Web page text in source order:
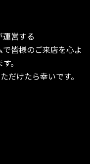
営する
皆様のご来店を心よ
。
だけたら幸いです。